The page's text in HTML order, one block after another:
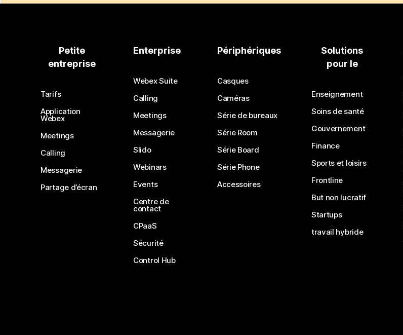
Petite
entreprise
Tarifs
Application
Webex
Meetings
Calling
Messagerie
Partage d’écran
Enterprise
Webex Suite
Calling
Meetings
Messagerie
Slido
Webinars
Events
Centre de
contact
CPaaS
Sécurité
Control Hub
Périphériques
Casques
Caméras
Série de bureaux
Série Room
Série Board
Série Phone
Accessoires
Solutions
pour le
Enseignement
Soins de santé
Gouvernement
Finance
Sports et loisirs
Frontline
But non lucratif
Startups
travail hybride